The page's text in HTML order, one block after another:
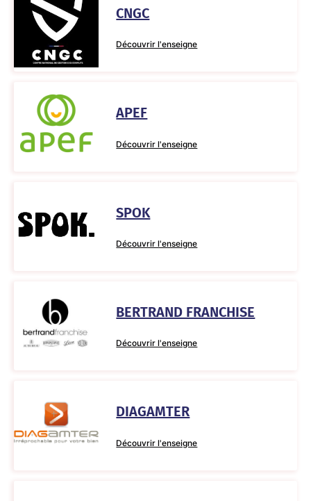
CNGC
Découvrir l'enseigne
APEF
Découvrir l'enseigne
SPOK
Découvrir l'enseigne
BERTRAND FRANCHISE
Découvrir l'enseigne
DIAGAMTER
Découvrir l'enseigne